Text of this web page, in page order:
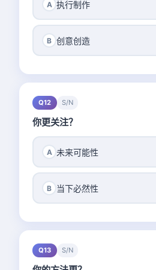
A 执行制作
B 创意创造
Q12 S/N
你更关注？
A 未来可能性
B 当下必然性
Q13 S/N